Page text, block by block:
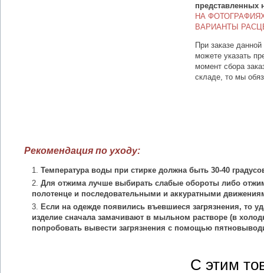
представленных
НА
ВАРИАНТЫ
При заказе
можете указать
момент сбора
складе, то мы
Рекомендация по уходу:
Температура воды при стирке должна быть 30-40
Для отжима лучше выбирать слабые обороты либо
полотенце и последовательными и аккуратными
Если на одежде появились въевшиеся загрязнения, то
изделие сначала замачивают в мыльном растворе (в
попробовать вывести загрязнения с помощью
С этим